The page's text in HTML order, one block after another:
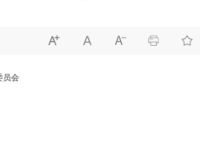
    
员会